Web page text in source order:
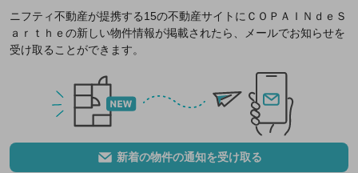
ニフティ不動産が提携する15の不動産サイトにＣＯＰＡＩＮｄｅＳ
ａｒｔｈｅの新しい物件情報が掲載されたら、メールでお知らせを
受け取ることができます。
新着の物件の通知を受け取る